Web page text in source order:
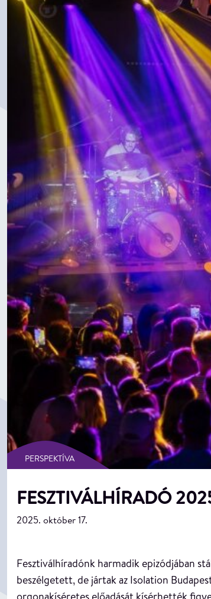
PERSPEKTÍVA
FESZTIVÁLHÍRADÓ
2025. október 17.
Fesztiválhíradónk harmadik epizódjában
beszélgetett, de jártak az Isolation